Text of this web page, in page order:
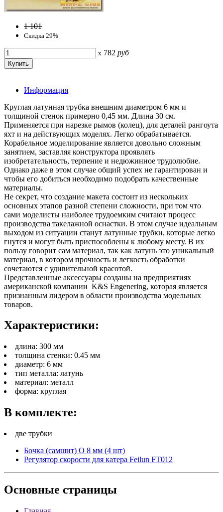
1 101
Скидка 29%
x 782 руб
Информация
Круглая латунная трубка внешним диаметром 6 мм и
толщиной стенок примерно 0,45 мм. Длина 30 см.
Применяется при нарезке рымов (колец), для деталей рангоута
яхт и на действующих моделях. Легко обрабатывается.
Корабельное моделирование является довольно сложным
занятием, заставляя конструктора проявлять
изобретательность, терпение и недюжинное трудолюбие.
Однако даже в этом случае общий успех не гарантирован и
чтобы его добиться необходимо подобрать качественные
материалы.
Не секрет, что создание макета состоит из нескольких
основных этапов разной степени сложности, при том что
сами моделисты наиболее трудоемким считают процесс
производства такелажной оснастки. В этом случае идеальным
выходом из ситуации станут латунные трубки, которые легко
гнутся и могут быть приспособлены к любому месту. В их
пользу говорит сам материал, так как латунь это уникальный
материал, в котором прочность и легкость обработки
сочетаются с удивительной красотой.
Представленные аксессуары созданы на предприятиях
американской компании K&S Engenering, которая является
признанным лидером в области производства модельных
товаров.
Характеристики:
длина: 300 мм
толщина стенки: 0.45 мм
диаметр: 6 мм
тип металла: латунь
материал: металл
форма: круглая
В комплекте:
две трубки
Бочка (самшит) O 8 мм (4 шт)
Регулятор скорости для катера Feilun FT012
Основные страницы